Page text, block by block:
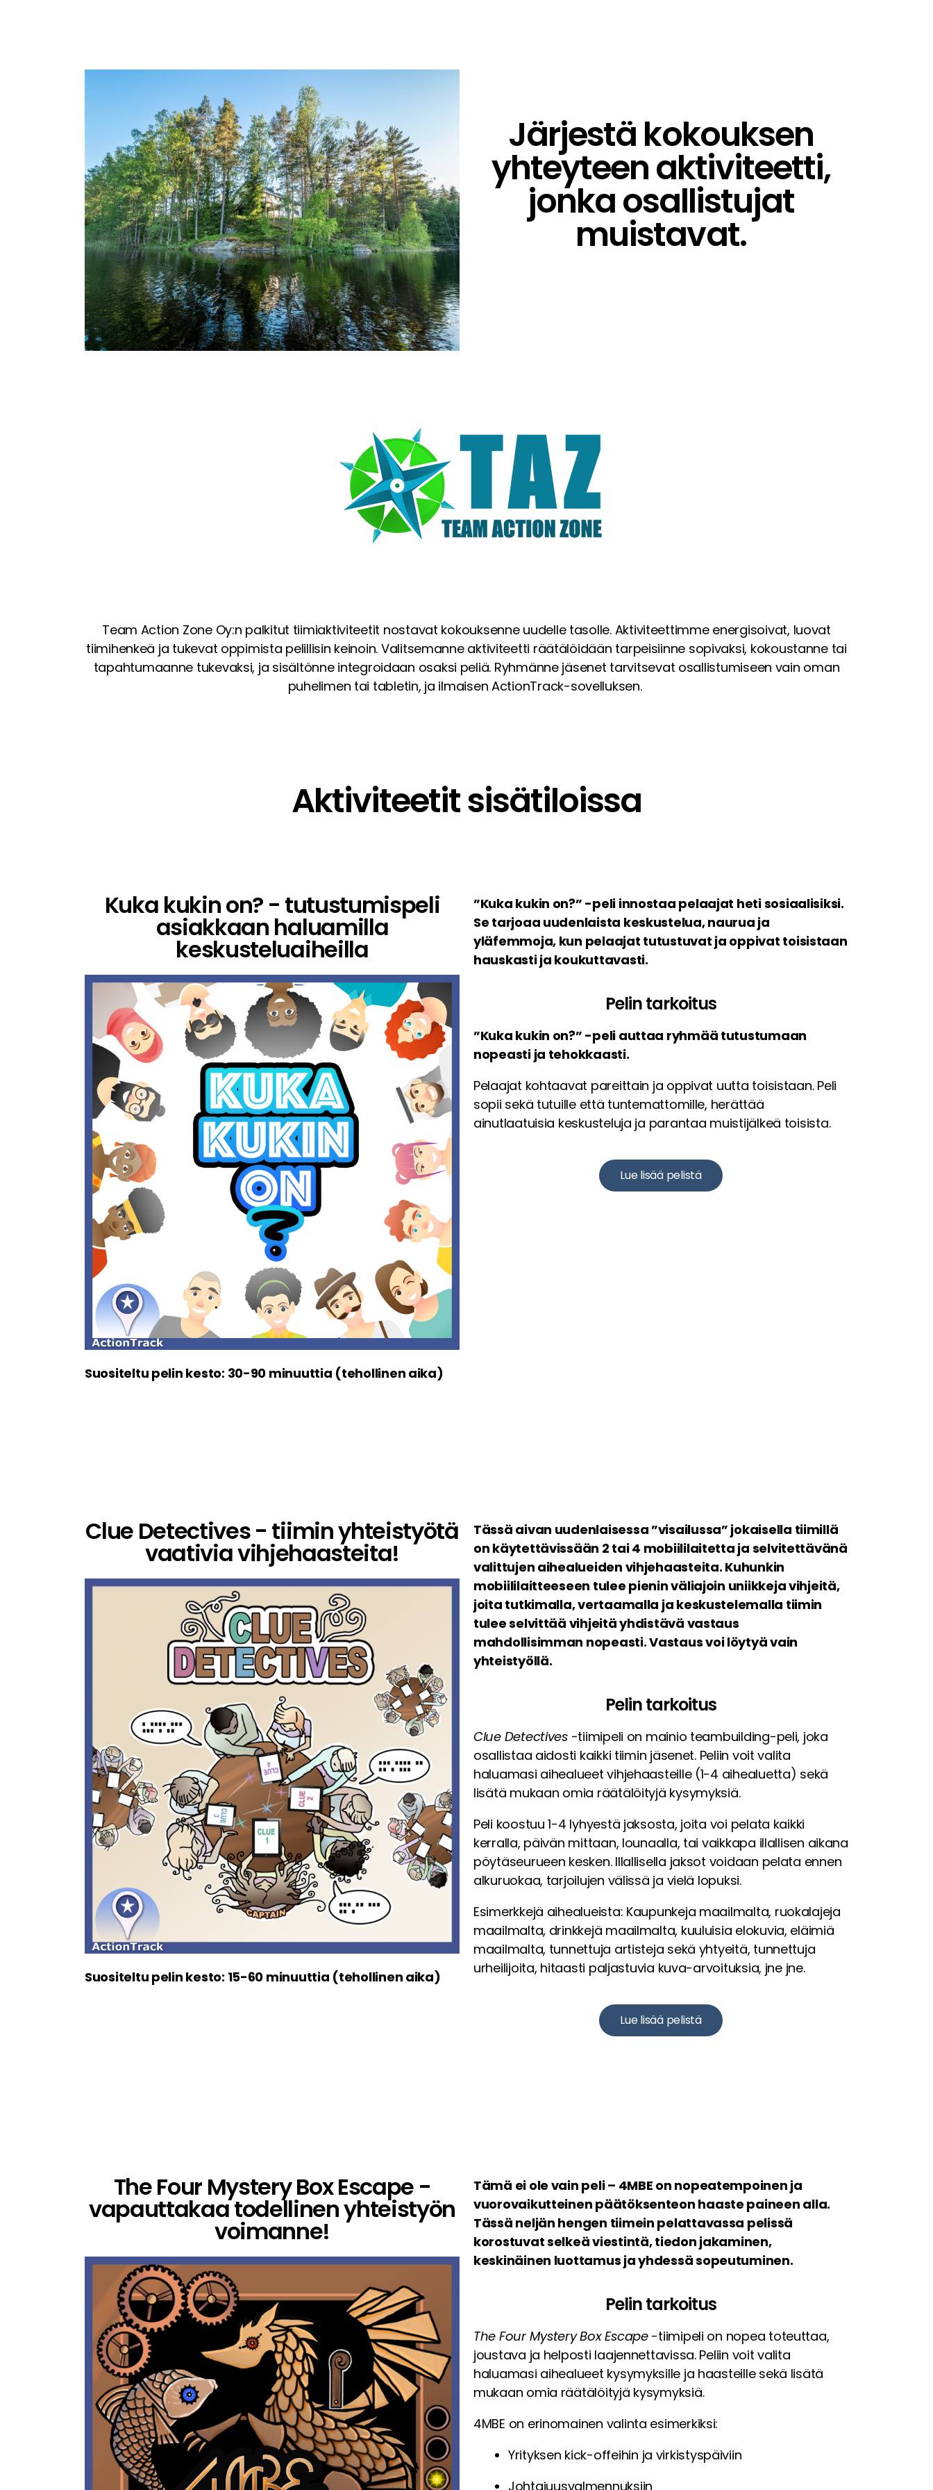
Järjestä kokouksen
yhteyteen aktiviteetti,
jonka osallistujat
muistavat.
Team Action Zone Oy:n palkitut tiimiaktiviteetit nostavat kokouksenne uudelle tasolle. Aktiviteettimme energisoivat, luovat
tiimihenkeä ja tukevat oppimista pelillisin keinoin. Valitsemanne aktiviteetti räätälöidään tarpeisiinne sopivaksi, kokoustanne tai
tapahtumaanne tukevaksi, ja sisältönne integroidaan osaksi peliä. Ryhmänne jäsenet tarvitsevat osallistumiseen vain oman
puhelimen tai tabletin, ja ilmaisen ActionTrack-sovelluksen.
Aktiviteetit sisätiloissa
Kuka kukin on? - tutustumispeli
asiakkaan haluamilla
keskusteluaiheilla
Suositeltu pelin kesto: 30-90 minuuttia (tehollinen aika)
”Kuka kukin on?” -peli innostaa pelaajat heti sosiaalisiksi.
Se tarjoaa uudenlaista keskustelua, naurua ja
yläfemmoja, kun pelaajat tutustuvat ja oppivat toisistaan
hauskasti ja koukuttavasti.
Pelin tarkoitus
”Kuka kukin on?” -peli auttaa ryhmää tutustumaan
nopeasti ja tehokkaasti.
Pelaajat kohtaavat pareittain ja oppivat uutta toisistaan. Peli
sopii sekä tutuille että tuntemattomille, herättää
ainutlaatuisia keskusteluja ja parantaa muistijälkeä toisista.
Lue lisää pelistä
Clue Detectives - tiimin yhteistyötä
vaativia vihjehaasteita!
Suositeltu pelin kesto: 15-60 minuuttia (tehollinen aika)
Tässä aivan uudenlaisessa ”visailussa” jokaisella tiimillä
on käytettävissään 2 tai 4 mobiililaitetta ja selvitettävänä
valittujen aihealueiden vihjehaasteita. Kuhunkin
mobiililaitteeseen tulee pienin väliajoin uniikkeja vihjeitä,
joita tutkimalla, vertaamalla ja keskustelemalla tiimin
tulee selvittää vihjeitä yhdistävä vastaus
mahdollisimman nopeasti. Vastaus voi löytyä vain
yhteistyöllä.
Pelin tarkoitus
Clue Detectives-tiimipeli on mainio teambuilding-peli, joka
osallistaa aidosti kaikki tiimin jäsenet. Peliin voit valita
haluamasi aihealueet vihjehaasteille (1-4 aihealuetta) sekä
lisätä mukaan omia räätälöityjä kysymyksiä.
Peli koostuu 1-4 lyhyestä jaksosta, joita voi pelata kaikki
kerralla, päivän mittaan, lounaalla, tai vaikkapa illallisen aikana
pöytäseurueen kesken. Illallisella jaksot voidaan pelata ennen
alkuruokaa, tarjoilujen välissä ja vielä lopuksi.
Esimerkkejä aihealueista: Kaupunkeja maailmalta, ruokalajeja
maailmalta, drinkkejä maailmalta, kuuluisia elokuvia, eläimiä
maailmalta, tunnettuja artisteja sekä yhtyeitä, tunnettuja
urheilijoita, hitaasti paljastuvia kuva-arvoituksia, jne jne.
Lue lisää pelistä
The Four Mystery Box Escape -
vapauttakaa todellinen yhteistyön
voimanne!
Tämä ei ole vain peli – 4MBE on nopeatempoinen ja
vuorovaikutteinen päätöksenteon haaste paineen alla.
Tässä neljän hengen tiimein pelattavassa pelissä
korostuvat selkeä viestintä, tiedon jakaminen,
keskinäinen luottamus ja yhdessä sopeutuminen.
Pelin tarkoitus
The Four Mystery Box Escape-tiimipeli on nopea toteuttaa,
joustava ja helposti laajennettavissa. Peliin voit valita
haluamasi aihealueet kysymyksille ja haasteille sekä lisätä
mukaan omia räätälöityjä kysymyksiä.
4MBE on erinomainen valinta esimerkiksi:
Yrityksen kick-offeihin ja virkistyspäiviin
Johtajuusvalmennuksiin